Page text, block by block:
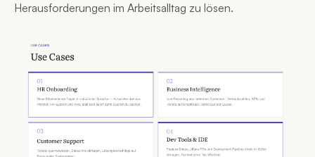
Herausforderungen im Arbeitsalltag zu lösen.